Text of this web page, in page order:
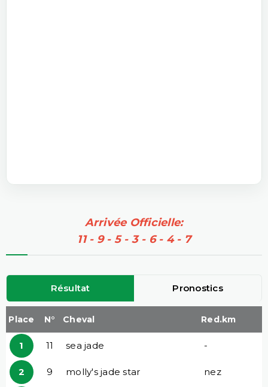
Arrivée Officielle:
11 - 9 - 5 - 3 - 6 - 4 - 7
Résultat Pronostics
Place N° Cheval Red.km
1 11 sea jade -
2 9 molly's jade star nez